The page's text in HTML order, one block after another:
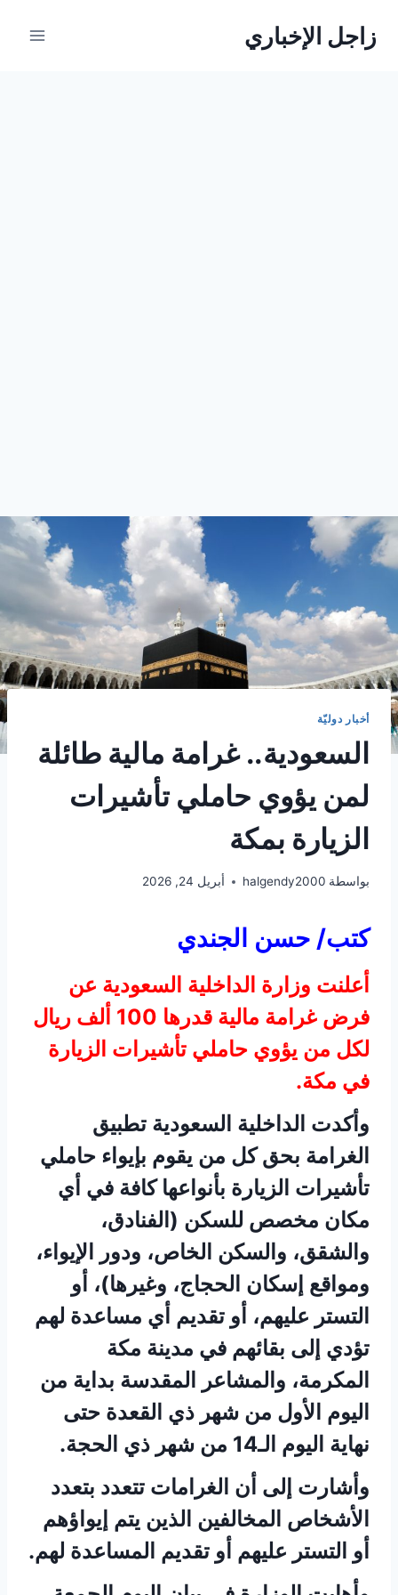
زاجل الإخباري
أخبار دوليّة
السعودية.. غرامة مالية طائلة
لمن يؤوي حاملي تأشيرات
الزيارة بمكة
بواسطة halgendy2000 أبريل 24, 2026
كتب/ حسن الجندي
أعلنت وزارة الداخلية السعودية عن
فرض غرامة مالية قدرها 100 ألف ريال
لكل من يؤوي حاملي تأشيرات الزيارة
في مكة.
وأكدت الداخلية السعودية تطبيق
الغرامة بحق كل من يقوم بإيواء حاملي
تأشيرات الزيارة بأنواعها كافة في أي
مكان مخصص للسكن (الفنادق،
والشقق، والسكن الخاص، ودور الإيواء،
ومواقع إسكان الحجاج، وغيرها)، أو
التستر عليهم، أو تقديم أي مساعدة لهم
تؤدي إلى بقائهم في مدينة مكة
المكرمة، والمشاعر المقدسة بداية من
اليوم الأول من شهر ذي القعدة حتى
نهاية اليوم الـ14 من شهر ذي الحجة.
وأشارت إلى أن الغرامات تتعدد بتعدد
الأشخاص المخالفين الذين يتم إيواؤهم
أو التستر عليهم أو تقديم المساعدة لهم.